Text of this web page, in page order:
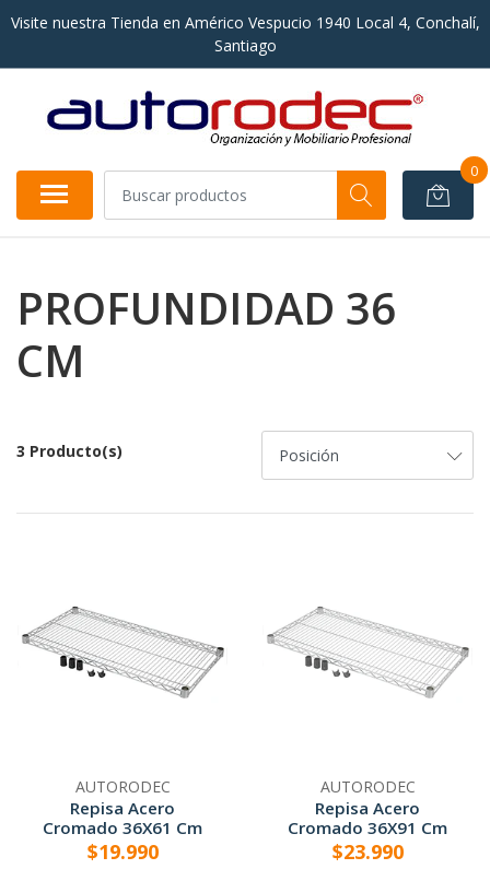
Visite nuestra Tienda en Américo Vespucio 1940 Local 4, Conchalí,
Santiago
0
PROFUNDIDAD 36
CM
3 Producto(s)
AUTORODEC
Repisa Acero
Cromado 36X61 Cm
$19.990
AUTORODEC
Repisa Acero
Cromado 36X91 Cm
$23.990